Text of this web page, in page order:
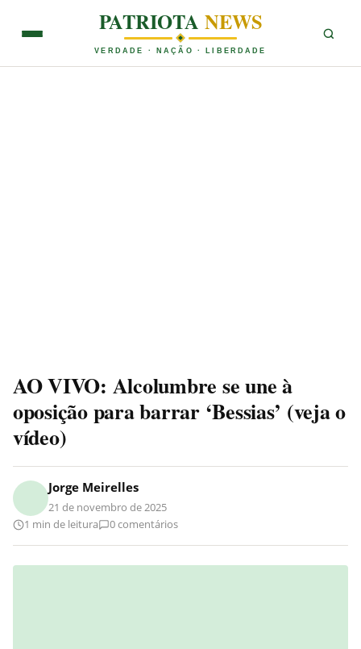
PATRIOTANEWS
VERDADE · NAÇÃO · LIBERDADE
AO VIVO: Alcolumbre se une à
oposição para barrar ‘Bessias’ (veja o
vídeo)
Jorge Meirelles
21 de novembro de 2025
1 min de leitura
0 comentários